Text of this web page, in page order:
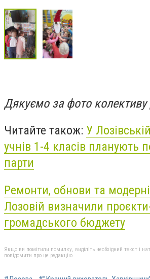
Дякуємо за фото
Читайте також: У
учнів 1-4 класів планують
парти
Ремонти, обнови та
Лозовій визначили
громадського бюджету
Якщо ви помітили помилку, виділіть необхідний текст і
повідомити про це редакцію